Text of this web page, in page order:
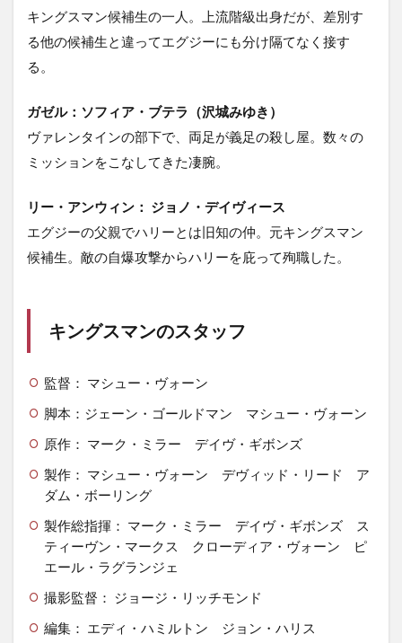
キングスマン候補生の一人。上流階級出身だが、差別す
る他の候補生と違ってエグジーにも分け隔てなく接す
る。
ガゼル：ソフィア・ブテラ（沢城みゆき）
ヴァレンタインの部下で、両足が義足の殺し屋。数々の
ミッションをこなしてきた凄腕。
リー・アンウィン： ジョノ・デイヴィース
エグジーの父親でハリーとは旧知の仲。元キングスマン
候補生。敵の自爆攻撃からハリーを庇って殉職した。
キングスマンのスタッフ
監督： マシュー・ヴォーン
脚本：ジェーン・ゴールドマン マシュー・ヴォーン
原作： マーク・ミラー デイヴ・ギボンズ
製作： マシュー・ヴォーン デヴィッド・リード ア
ダム・ボーリング
製作総指揮： マーク・ミラー デイヴ・ギボンズ ス
ティーヴン・マークス クローディア・ヴォーン ピ
エール・ラグランジェ
撮影監督： ジョージ・リッチモンド
編集： エディ・ハミルトン ジョン・ハリス